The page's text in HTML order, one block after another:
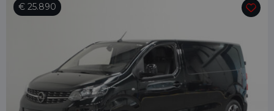
info@bedrijfswagenleasing.nl
€ 25.890